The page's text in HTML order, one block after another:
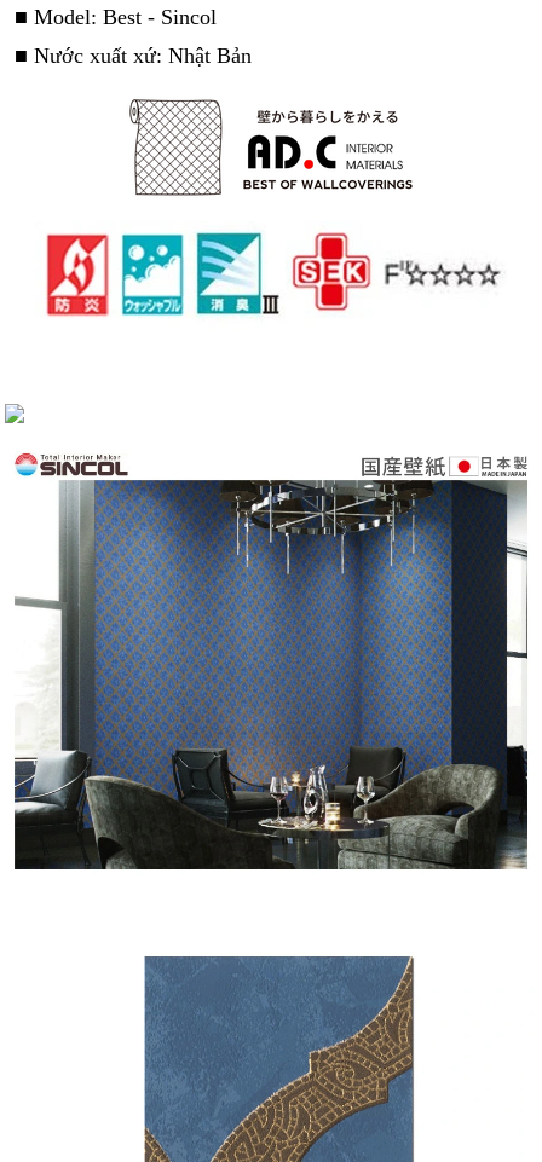
■ Model: Best - Sincol
■ Nước xuất xứ: Nhật Bản